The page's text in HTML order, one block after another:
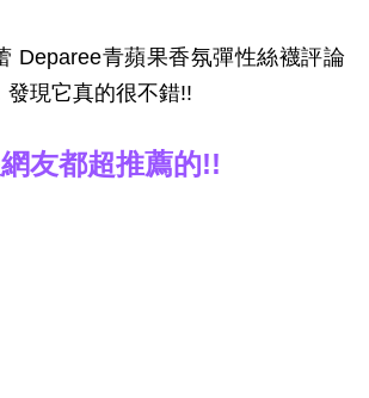
Deparee青蘋果香氛彈性絲襪評論
發現它真的很不錯!!
友都超推薦的!!